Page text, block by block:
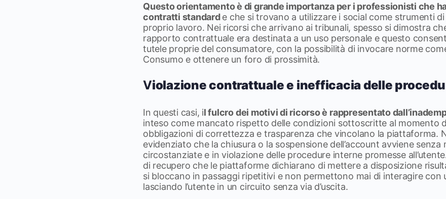
Questo orientamento è di grande importanza per i professionisti che
contratti standarde che si trovano a utilizzare i social come strumenti
proprio lavoro. Nei ricorsi che arrivano ai tribunali, spesso si dimostra
rapporto contrattuale era destinata a un uso personale e questo
tutele proprie del consumatore, con la possibilità di invocare norme
Consumo e ottenere un foro di prossimità.
Violazione contrattuale e inefficacia delle
In questi casi, il fulcro dei motivi di ricorso è rappresentato
inteso come mancato rispetto delle condizioni sottoscritte al momento
obbligazioni di correttezza e trasparenza che vincolano la piattaforma.
evidenziato che la chiusura o la sospensione dell’account avviene senza
circostanziate e in violazione delle procedure interne promesse
di recupero che le piattaforme dichiarano di mettere a disposizione
si bloccano in passaggi ripetitivi e non permettono mai di interagire con
lasciando l’utente in un circuito senza via d’uscita.